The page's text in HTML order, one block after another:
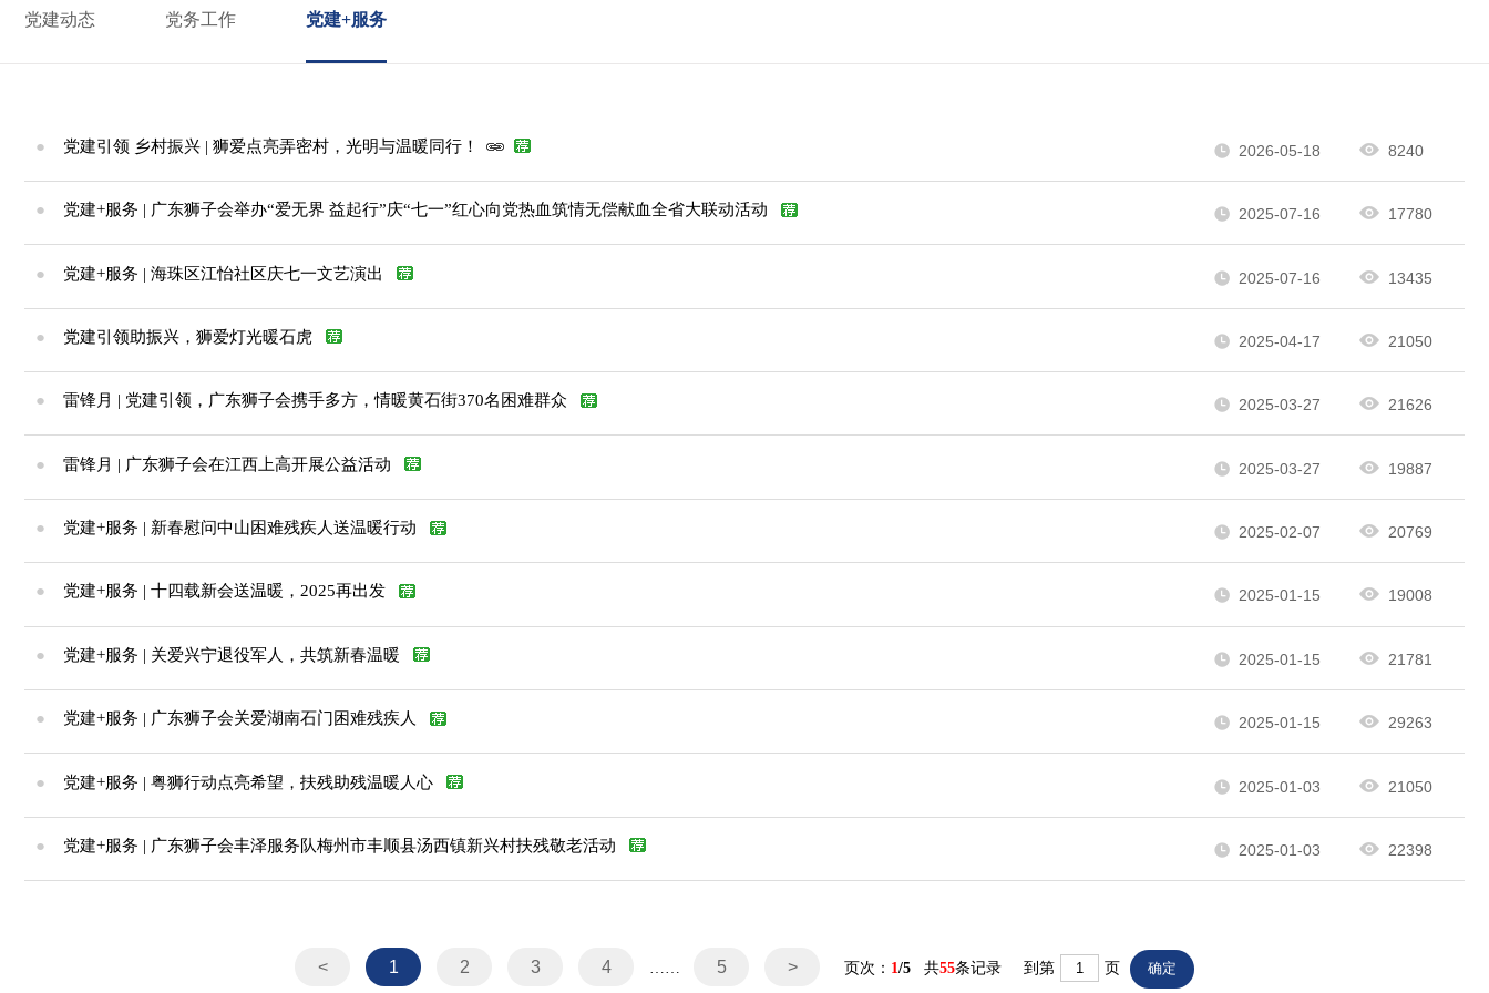
党建动态 党务工作 党建+服务
● 党建引领 乡村振兴 | 狮爱点亮弄密村，光明与温暖同行！ 2026-05-18 8240
● 党建+服务 | 广东狮子会举办“爱无界 益起行”庆“七一”红心向党热血筑情无偿献血全省大联动活动 2025-07-16 17780
● 党建+服务 | 海珠区江怡社区庆七一文艺演出 2025-07-16 13435
● 党建引领助振兴，狮爱灯光暖石虎 2025-04-17 21050
● 雷锋月 | 党建引领，广东狮子会携手多方，情暖黄石街370名困难群众 2025-03-27 21626
● 雷锋月 | 广东狮子会在江西上高开展公益活动 2025-03-27 19887
● 党建+服务 | 新春慰问中山困难残疾人送温暖行动 2025-02-07 20769
● 党建+服务 | 十四载新会送温暖，2025再出发 2025-01-15 19008
● 党建+服务 | 关爱兴宁退役军人，共筑新春温暖 2025-01-15 21781
● 党建+服务 | 广东狮子会关爱湖南石门困难残疾人 2025-01-15 29263
● 党建+服务 | 粤狮行动点亮希望，扶残助残温暖人心 2025-01-03 21050
● 党建+服务 | 广东狮子会丰泽服务队梅州市丰顺县汤西镇新兴村扶残敬老活动 2025-01-03 22398
< 1 2 3 4 …… 5 > 页次： 1/5 共55条记录 到第 页